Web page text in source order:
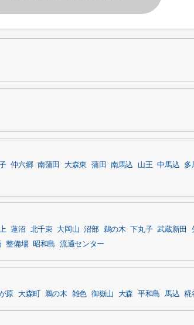
仲六郷 南蒲田 大森東 蒲田 南馬込 山王 中馬込 多
蓮沼 北千束 大岡山 沼部 鵜の木 下丸子 武蔵新田
整備場 昭和島 流通センター
原 大森町 鵜の木 雑色 御嶽山 大森 平和島 馬込 糀